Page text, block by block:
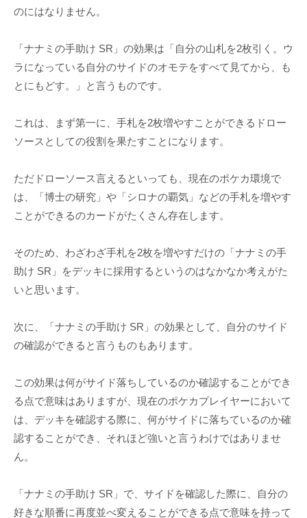
のにはなりません。
「ナナミの手助け SR」の効果は「自分の山札を2枚引く。ウ
ラになっている自分のサイドのオモテをすべて見てから、も
とにもどす。」と言うものです。
これは、まず第一に、手札を2枚増やすことができるドロー
ソースとしての役割を果たすことになります。
ただドローソース言えるといっても、現在のポケカ環境で
は、「博士の研究」や「シロナの覇気」などの手札を増やす
ことができるのカードがたくさん存在します。
そのため、わざわざ手札を2枚を増やすだけの「ナナミの手
助け SR」をデッキに採用するというのはなかなか考えがた
いと思います。
次に、「ナナミの手助け SR」の効果として、自分のサイド
の確認ができると言うものもあります。
この効果は何がサイド落ちしているのか確認することができ
る点で意味はありますが、現在のポケカプレイヤーにおいて
は、デッキを確認する際に、何がサイドに落ちているのか確
認することができ、それほど強いと言うわけではありませ
ん。
「ナナミの手助け SR」で、サイドを確認した際に、自分の
好きな順番に再度並べ変えることができる点で意味を持って